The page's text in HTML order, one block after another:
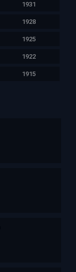
1931
1928
1925
1922
1915